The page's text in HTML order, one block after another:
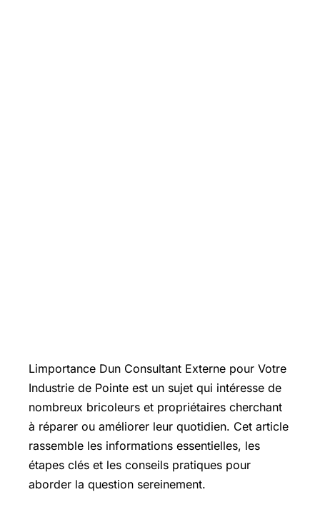
Limportance Dun Consultant Externe pour Votre
Industrie de Pointe est un sujet qui intéresse de
nombreux bricoleurs et propriétaires cherchant
à réparer ou améliorer leur quotidien. Cet article
rassemble les informations essentielles, les
étapes clés et les conseils pratiques pour
aborder la question sereinement.